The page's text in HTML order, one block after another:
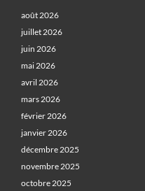
août 2026
juillet 2026
juin 2026
mai 2026
avril 2026
mars 2026
février 2026
janvier 2026
décembre 2025
novembre 2025
octobre 2025